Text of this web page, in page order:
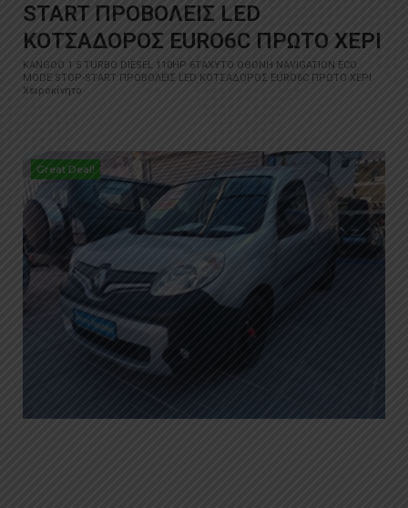
START ΠΡΟΒΟΛΕΙΣ LED
ΚΟΤΣΑΔΟΡΟΣ EURO6C ΠΡΩΤΟ ΧΕΡΙ
KANGOO 1.5 TURBO DIESEL 110HP 6ΤΑΧΥΤΟ ΟΘΟΝΗ NAVIGATION ECO
MODE STOP-START ΠΡΟΒΟΛΕΙΣ LED ΚΟΤΣΑΔΟΡΟΣ EURO6C ΠΡΩΤΟ ΧΕΡΙ
Χειροκίνητο
Great Deal!